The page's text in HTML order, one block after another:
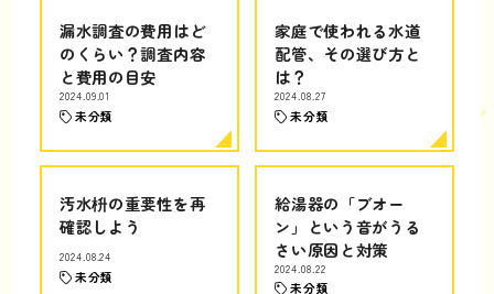
漏水調査の費用はど
のくらい？調査内容
と費用の目安
2024.09.01
未分類
家庭で使われる水道
配管、その選び方と
は？
2024.08.27
未分類
汚水枡の重要性を再
確認しよう
2024.08.24
未分類
給湯器の「ブオー
ン」という音がうる
さい原因と対策
2024.08.22
未分類